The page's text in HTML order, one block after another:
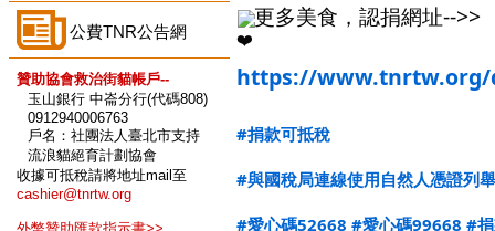
公費TNR公告網
贊助協會救治街貓帳戶--
玉山銀行 中崙分行(代碼808)
0912940006763
戶名：社團法人臺北市支持
流浪貓絕育計劃協會
收據可抵稅請將地址mail至
cashier@tnrtw.org
️更多美食，認捐網址-->>
https://www.tnrtw.org/
#捐款可抵稅
#與國稅局連線使用自然人憑證列
#愛心碼52668 #愛心碼99668 #